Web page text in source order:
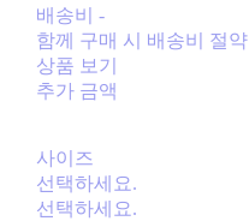
배송비 -
함께 구매 시 배송비 절약
상품 보기
추가 금액
사이즈
선택하세요.
선택하세요.